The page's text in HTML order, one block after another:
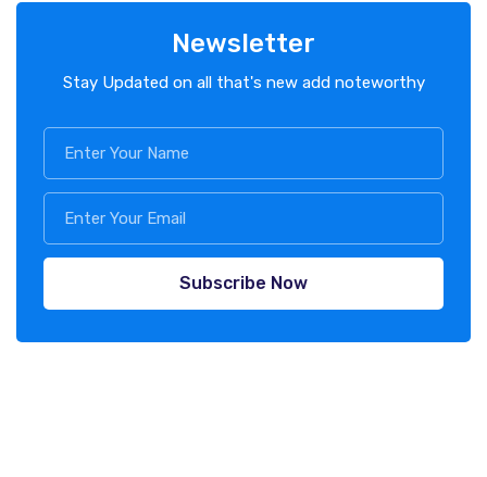
Newsletter
Stay Updated on all that's new add noteworthy
Subscribe Now